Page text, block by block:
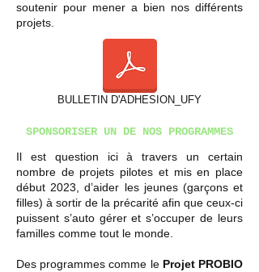
soutenir pour mener a bien nos différents
projets.
BULLETIN D'ADHESION_UFY
SPONSORISER UN DE NOS PROGRAMMES
Il est question ici à travers un certain
nombre de projets pilotes et mis en place
début 2023, d’aider les jeunes (garçons et
filles) à sortir de la précarité afin que ceux-ci
puissent s’auto gérer et s’occuper de leurs
familles comme tout le monde.
Des programmes comme le Projet PROBIO